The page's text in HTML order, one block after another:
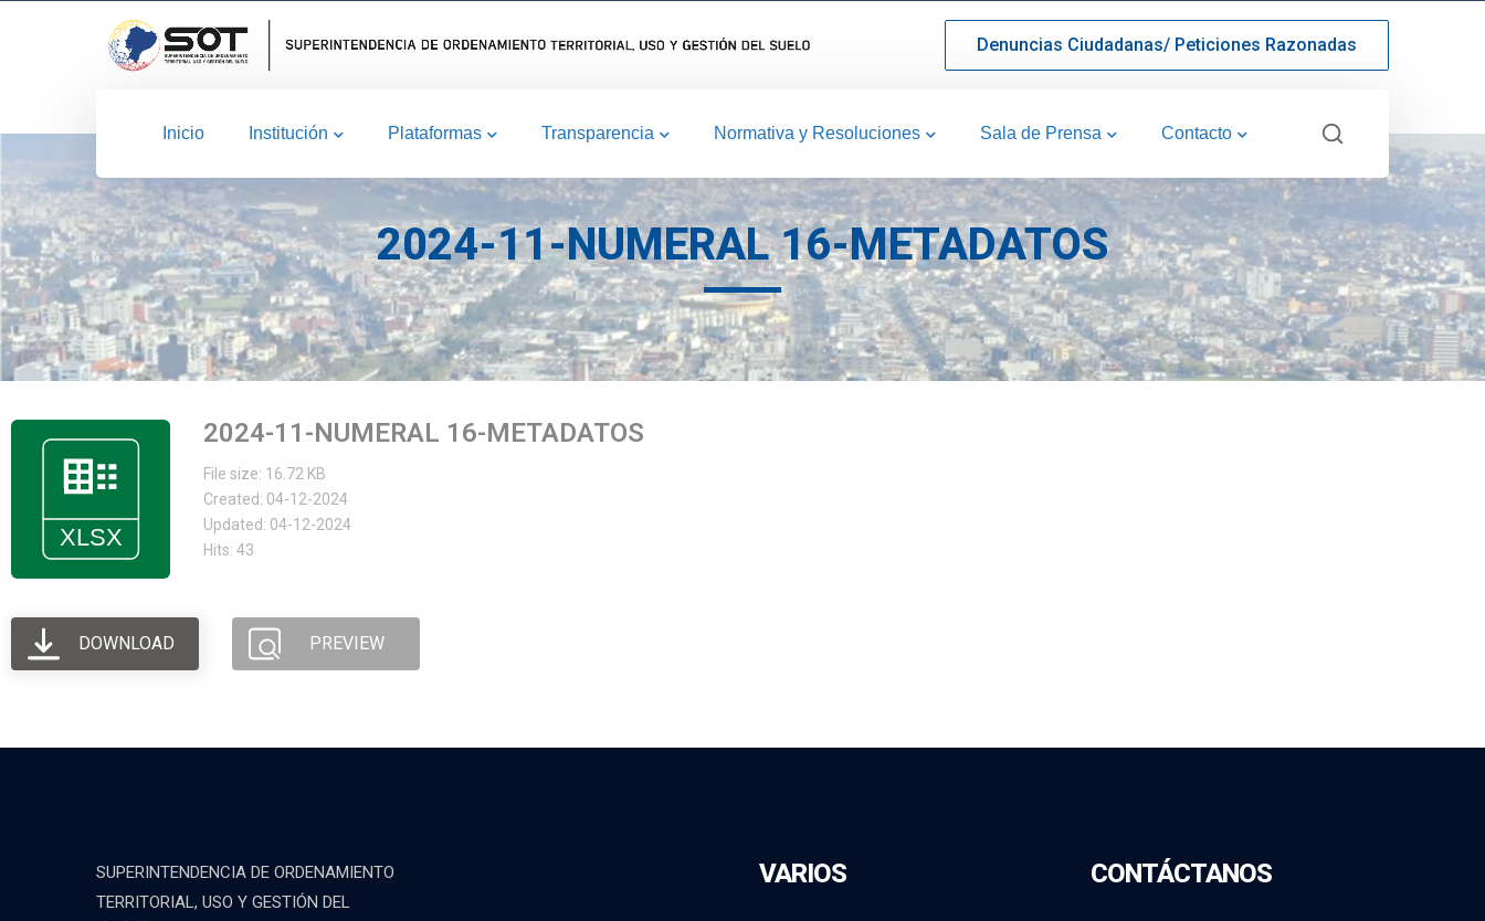
Denuncias Ciudadanas/ Peticiones Razonadas
Inicio Institución Plataformas Transparencia Normativa y Resoluciones Sala de Prensa Contacto
2024-11-NUMERAL 16-METADATOS
2024-11-NUMERAL 16-METADATOS
File size: 16.72 KB
Created: 04-12-2024
Updated: 04-12-2024
Hits: 43
DOWNLOAD PREVIEW
SUPERINTENDENCIA DE ORDENAMIENTO
TERRITORIAL, USO Y GESTIÓN DEL
VARIOS CONTÁCTANOS